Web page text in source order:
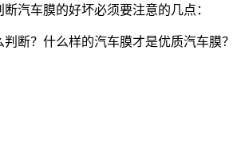
汽车膜的好坏必须要注意的几点：